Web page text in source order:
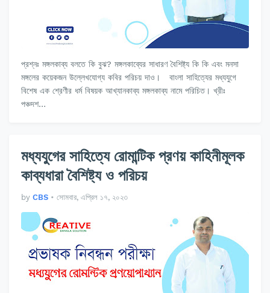
প্রশ্নঃ মঙ্গলকাব্য বলতে কি বুঝ? মঙ্গলকাব্যের সাধারণ বৈশিষ্ট্য কি কি এবং মনসা
মঙ্গলের কয়েকজন উল্লেখযোগ্য কবির পরিচয় দাও। বাংলা সাহিত্যের মধ্যযুগে
বিশেষ এক শ্রেণীর ধর্ম বিষয়ক আখ্যানকাব্য মঙ্গলকাব্য নামে পরিচিত। খ্রীঃ
পঞ্চদশ…
মধ্যযুগের সাহিত্যে রোমান্টিক প্রণয় কাহিনীমূলক
কাব্যধারা বৈশিষ্ট্য ও পরিচয়
by CBS • সোমবার, এপ্রিল ১৭, ২০২৩